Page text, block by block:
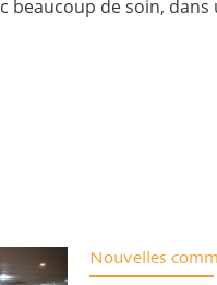
beaucoup de soin,
Nouvelles